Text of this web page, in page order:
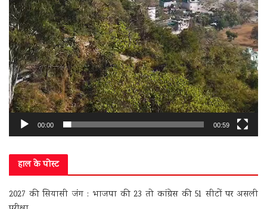
00:00 00:59
हाल के पोस्ट
2027 की सियासी जंग : भाजपा की 23 तो कांग्रेस की 51 सीटों पर असली